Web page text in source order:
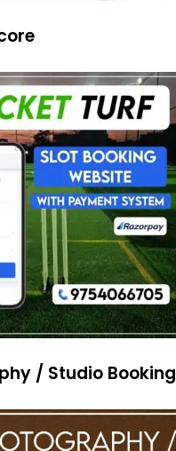
/ Studio Booking